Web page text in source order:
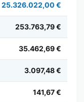
25.326.022,00 €
253.763,79 €
35.462,69 €
3.097,48 €
141,67 €